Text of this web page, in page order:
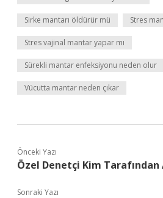
Sirke mantarı öldürür mü Stres
Stres vajinal mantar yapar mı
Sürekli mantar enfeksiyonu neden olur
Vücutta mantar neden çıkar
Önceki Yazı
Özel Denetçi Kim Tarafından
Sonraki Yazı